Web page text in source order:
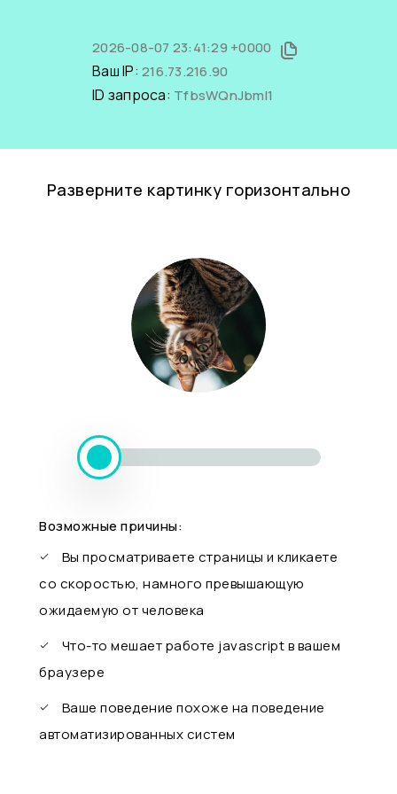
2026-08-07 23:41:29 +0000
Ваш IP: 216.73.216.90
ID запроса: TfbsWQnJbmI1
Разверните картинку горизонтально
Возможные причины:
Вы просматриваете страницы и кликаете
со скоростью, намного превышающую
ожидаемую от человека
Что-то мешает работе javascript в вашем
браузере
Ваше поведение похоже на поведение
автоматизированных систем